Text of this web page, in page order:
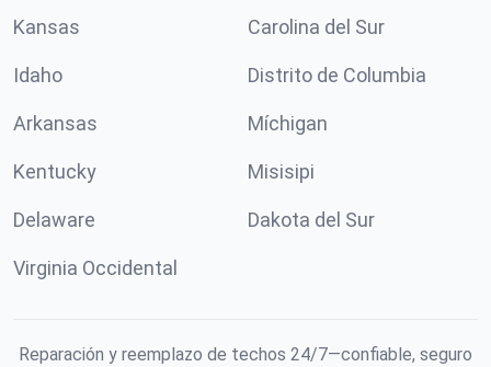
Kansas Carolina del Sur
Idaho Distrito de Columbia
Arkansas Míchigan
Kentucky Misisipi
Delaware Dakota del Sur
Virginia Occidental
Reparación y reemplazo de techos 24/7—confiable, seguro